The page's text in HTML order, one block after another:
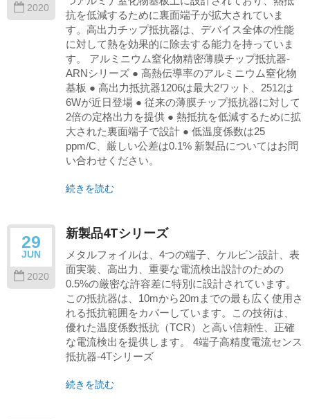
2020
抗を低減するために裏面端子が拡大されていま
す。高出力チップ抵抗器は、デバイス全体の性能
に対して熱を効果的に除去する能力を持っていま
す。 アルミニウム窒化物精密薄膜チップ抵抗器-
ARNシリーズ ● 高熱伝導率のアルミニウム窒化物
基板 ● 高出力抵抗器1206は最大2ワット、2512は
6Wが近日登場 ● 従来の薄膜チップ抵抗器に対して
2倍の定格出力を提供 ● 熱抵抗を低減するために拡
大された裏面端子で設計 ● 低温度係数は25
ppm/C、厳しい公差は0.1% 新製品についてはお問
い合わせください。
続きを読む
29
JUN
2020
新製品4Tシリーズ
メタルフォイルは、4つの端子、ケルビン設計、表
面実装、高出力、重要な電流検出設計のための
0.5%の厳密な許容差に特別に設計されています。
この抵抗器は、10mから20mまでの最も広く使用さ
れる抵抗範囲をカバーしています。この技術は、
優れた温度係数抵抗（TCR）と高い信頼性、正確
な電流検出を提供します。 4端子高精度電流センス
抵抗器-4Tシリーズ
続きを読む